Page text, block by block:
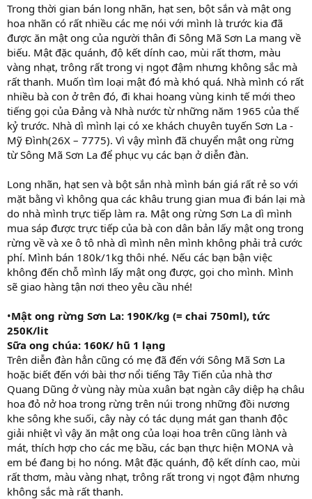
Trong thời gian bán long nhãn, hạt sen, bột sắn và mật ong
hoa nhãn có rất nhiều các mẹ nói với mình là trước kia đã
được ăn mật ong của người thân đi Sông Mã Sơn La mang về
biếu. Mật đặc quánh, độ kết dính cao, mùi rất thơm, màu
vàng nhạt, trông rất trong vị ngọt đậm nhưng không sắc mà
rất thanh. Muốn tìm loại mật đó mà khó quá. Nhà mình có rất
nhiều bà con ở trên đó, đi khai hoang vùng kinh tế mới theo
tiếng gọi của Đảng và Nhà nước từ những năm 1965 của thế
kỷ trước. Nhà dì mình lại có xe khách chuyên tuyến Sơn La -
Mỹ Đình(26X – 7775). Vì vậy mình đã chuyển mật ong rừng
từ Sông Mã Sơn La để phục vụ các bạn ở diễn đàn.
Long nhãn, hạt sen và bột sắn nhà mình bán giá rất rẻ so với
mặt bằng vì không qua các khâu trung gian mua đi bán lại mà
do nhà mình trực tiếp làm ra. Mật ong rừng Sơn La dì mình
mua sáp được trực tiếp của bà con dân bản lấy mật ong trong
rừng về và xe ô tô nhà dì mình nên mình không phải trả cước
phí. Mình bán 180k/1kg thôi nhé. Nếu các bạn bận việc
không đến chỗ mình lấy mật ong được, gọi cho mình. Mình
sẽ giao hàng tận nơi theo yêu cầu nhé!
•Mật ong rừng Sơn La: 190K/kg (= chai 750ml), tức
250K/lit
Sữa ong chúa: 160K/ hũ 1 lạng
Trên diễn đàn hẳn cũng có mẹ đã đến với Sông Mã Sơn La
hoặc biết đến với bài thơ nổi tiếng Tây Tiến của nhà thơ
Quang Dũng ở vùng này mùa xuân bạt ngàn cây diệp hạ châu
hoa đỏ nở hoa trong rừng trên núi trong những đồi nương
khe sông khe suối, cây này có tác dụng mát gan thanh độc
giải nhiệt vì vậy ăn mật ong của loại hoa trên cũng lành và
mát, thích hợp cho các mẹ bầu, các bạn thực hiện MONA và
em bé đang bị ho nóng. Mật đặc quánh, độ kết dính cao, mùi
rất thơm, màu vàng nhạt, trông rất trong vị ngọt đậm nhưng
không sắc mà rất thanh.